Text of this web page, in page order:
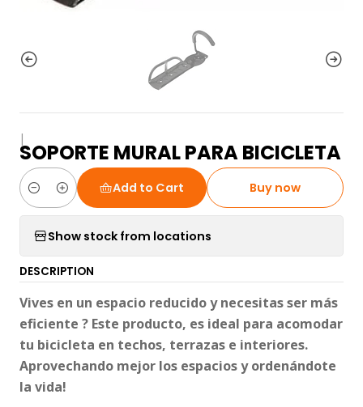
|
SOPORTE MURAL PARA BICICLETA
Quantity
Add to Cart Buy now
Show stock from locations
DESCRIPTION
Vives en un espacio reducido y necesitas ser más
eficiente ? Este producto, es ideal para acomodar
tu bicicleta en techos, terrazas e interiores.
Aprovechando mejor los espacios y ordenándote
la vida!